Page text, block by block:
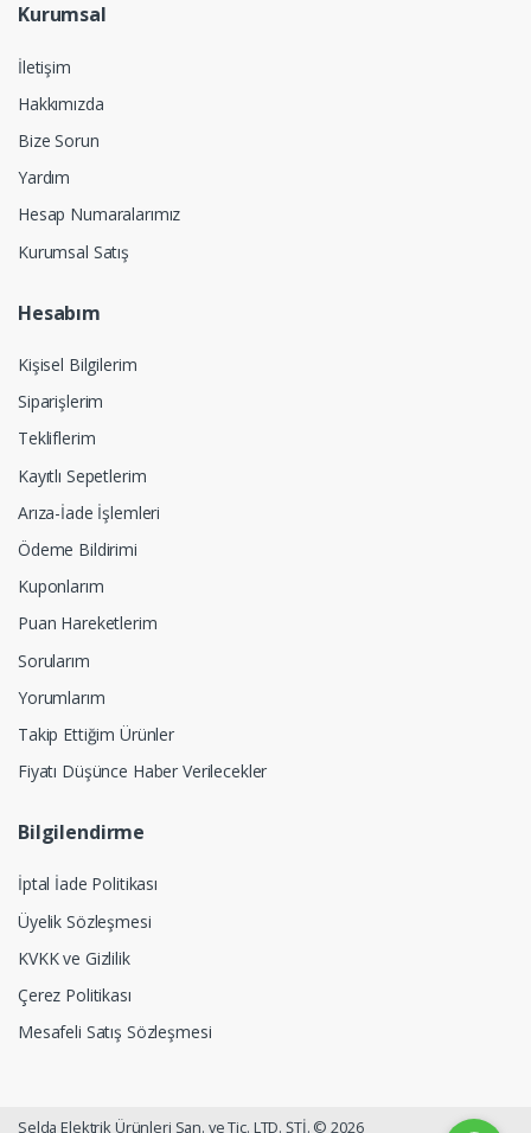
Kurumsal
İletişim
Hakkımızda
Bize Sorun
Yardım
Hesap Numaralarımız
Kurumsal Satış
Hesabım
Kişisel Bilgilerim
Siparişlerim
Tekliflerim
Kayıtlı Sepetlerim
Arıza-İade İşlemleri
Ödeme Bildirimi
Kuponlarım
Puan Hareketlerim
Sorularım
Yorumlarım
Takip Ettiğim Ürünler
Fiyatı Düşünce Haber Verilecekler
Bilgilendirme
İptal İade Politikası
Üyelik Sözleşmesi
KVKK ve Gizlilik
Çerez Politikası
Mesafeli Satış Sözleşmesi
Selda Elektrik Ürünleri San. ve Tic. LTD. ŞTİ. © 2026